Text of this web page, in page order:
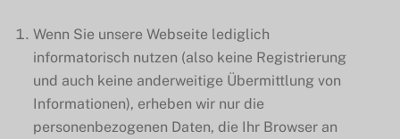
Wenn Sie unsere Webseite lediglich
informatorisch nutzen (also keine Registrierung
und auch keine anderweitige Übermittlung von
Informationen), erheben wir nur die
personenbezogenen Daten, die Ihr Browser an